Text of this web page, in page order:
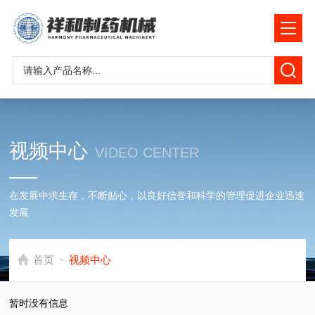
视频中心 VIDEO CENTER
在发展中求生存，不断贴心，以良好信誉和科学的管理促进企业迅速
发展
首页 - 视频中心
暂时没有信息